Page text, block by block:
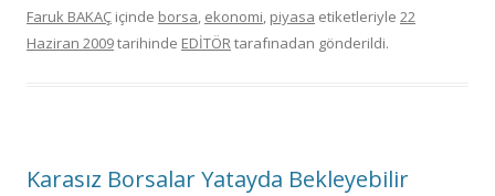
Faruk BAKAÇ içinde borsa, ekonomi, piyasa etiketleriyle 22
Haziran 2009tarihinde EDİTÖRtarafınadan gönderildi.
Karasız Borsalar Yatayda Bekleyebilir